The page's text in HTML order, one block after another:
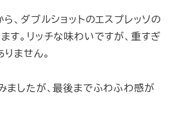
、ダブルショットのエスプレッソの
す。リッチな味わいですが、重すぎ
ません。
ましたが、最後までふわふわ感が